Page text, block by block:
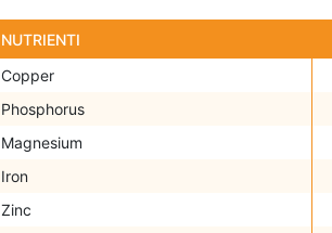
NUTRIENTI
Copper
Phosphorus
Magnesium
Iron
Zinc